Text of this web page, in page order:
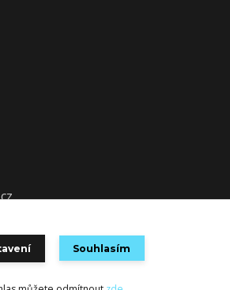
Souhlasím